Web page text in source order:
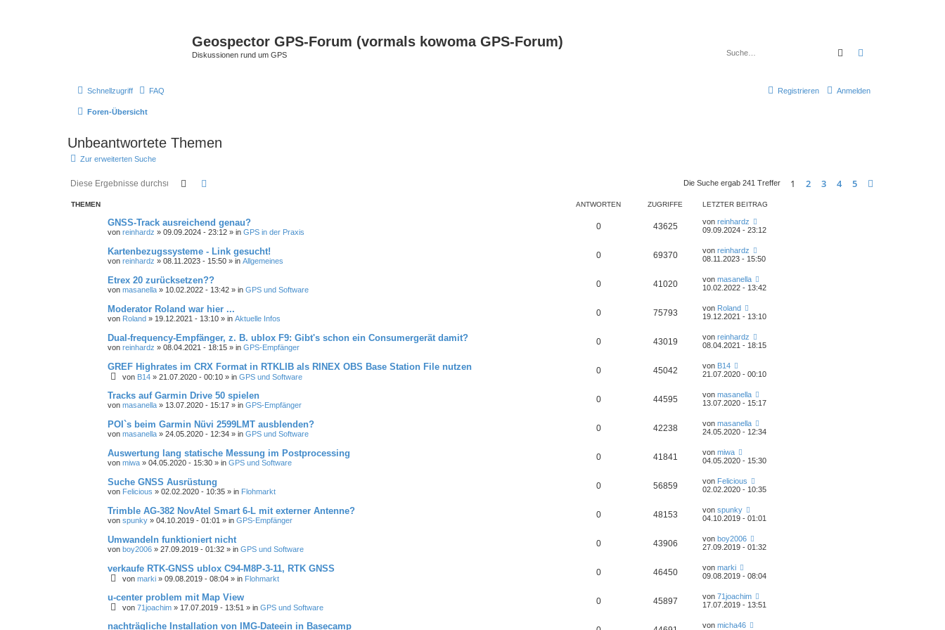
Geospector GPS-Forum (vormals kowoma GPS-Forum)
Diskussionen rund um GPS Suche
Schnellzugriff FAQ Anmelden
Registrieren
Foren-Übersicht
Unbeantwortete Themen
Zur erweiterten Suche
Suche Die Suche ergab 241 Treffer 1 2 3 4 5
THEMEN ANTWORTEN ZUGRIFFE LETZTER BEITRAG
GNSS-Track ausreichend genau?
von reinhardz » 09.09.2024 - 23:12 » in GPS in der Praxis
0 43625 von reinhardz
09.09.2024 - 23:12
Kartenbezugssysteme - Link gesucht!
von reinhardz » 08.11.2023 - 15:50 » in Allgemeines
0 69370 von reinhardz
08.11.2023 - 15:50
Etrex 20 zurücksetzen??
von masanella » 10.02.2022 - 13:42 » in GPS und Software
0 41020 von masanella
10.02.2022 - 13:42
Moderator Roland war hier ...
von Roland » 19.12.2021 - 13:10 » in Aktuelle Infos
0 75793 von Roland
19.12.2021 - 13:10
Dual-frequency-Empfänger, z. B. ublox F9: Gibt's schon ein Consumergerät damit?
von reinhardz » 08.04.2021 - 18:15 » in GPS-Empfänger
0 43019 von reinhardz
08.04.2021 - 18:15
GREF Highrates im CRX Format in RTKLIB als RINEX OBS Base Station File nutzen
von B14 » 21.07.2020 - 00:10 » in GPS und Software
0 45042 von B14
21.07.2020 - 00:10
Tracks auf Garmin Drive 50 spielen
von masanella » 13.07.2020 - 15:17 » in GPS-Empfänger
0 44595 von masanella
13.07.2020 - 15:17
POI`s beim Garmin Nüvi 2599LMT ausblenden?
von masanella » 24.05.2020 - 12:34 » in GPS und Software
0 42238 von masanella
24.05.2020 - 12:34
Auswertung lang statische Messung im Postprocessing
von miwa » 04.05.2020 - 15:30 » in GPS und Software
0 41841 von miwa
04.05.2020 - 15:30
Suche GNSS Ausrüstung
von Felicious » 02.02.2020 - 10:35 » in Flohmarkt
0 56859 von Felicious
02.02.2020 - 10:35
Trimble AG-382 NovAtel Smart 6-L mit externer Antenne?
von spunky » 04.10.2019 - 01:01 » in GPS-Empfänger
0 48153 von spunky
04.10.2019 - 01:01
Umwandeln funktioniert nicht
von boy2006 » 27.09.2019 - 01:32 » in GPS und Software
0 43906 von boy2006
27.09.2019 - 01:32
verkaufe RTK-GNSS ublox C94-M8P-3-11, RTK GNSS
von marki » 09.08.2019 - 08:04 » in Flohmarkt
0 46450 von marki
09.08.2019 - 08:04
u-center problem mit Map View
von 71joachim » 17.07.2019 - 13:51 » in GPS und Software
0 45897 von 71joachim
17.07.2019 - 13:51
nachträgliche Installation von IMG-Dateein in Basecamp von micha46